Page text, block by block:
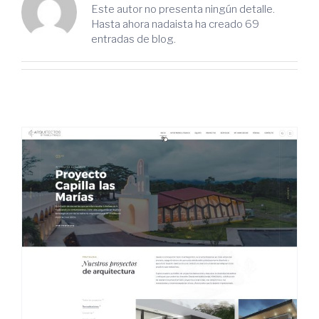
Este autor no presenta ningún detalle.
Hasta ahora nadaista ha creado 69
entradas de blog.